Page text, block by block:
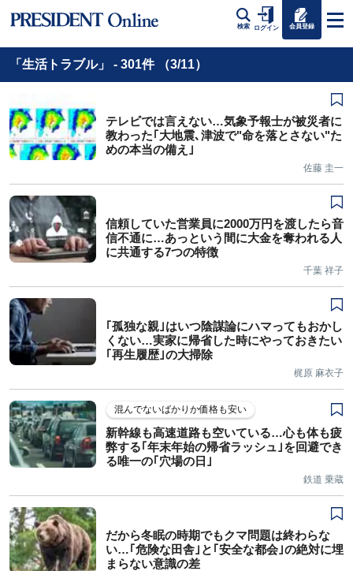
検索 ログイン 会員登録
「生活トラブル」 - 301件 （3/11）
テレビでは言えない…気象予報士が被災者に
教わった｢大地震､津波で"命を落とさない"た
めの本当の備え｣
佐藤 圭一
信頼していた営業員に2000万円を渡したら音
信不通に…あっという間に大金を奪われる人
に共通する7つの特徴
千葉 祥子
｢孤独な親｣はいつ陰謀論にハマってもおかし
くない…実家に帰省した時にやっておきたい
｢再生履歴｣の大掃除
梶原 麻衣子
混んでないばかりか価格も安い
新幹線も高速道路も空いている…心も体も疲
弊する｢年末年始の帰省ラッシュ｣を回避でき
る唯一の｢穴場の日｣
鉄道 乗蔵
だから冬眠の時期でもクマ問題は終わらな
い…｢危険な田舎｣と｢安全な都会｣の絶対に埋
まらない意識の差